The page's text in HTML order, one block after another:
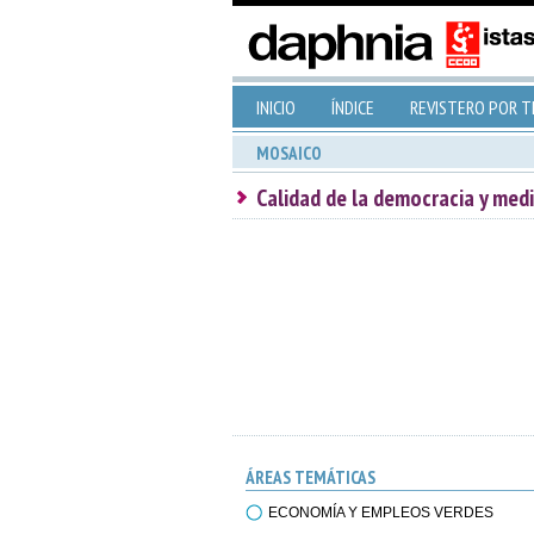
INICIO ÍNDICE REVISTERO POR
MOSAICO
Calidad de la democracia y
ÁREAS TEMÁTICAS
ECONOMÍA Y EMPLEOS VERDES